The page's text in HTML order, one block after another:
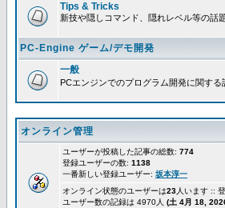
Tips & Tricks
新技や隠しコマンド、隠れレベル等の話
PC-Engine ゲーム/デモ開発
一般
PCエンジンでのプログラム開発に関する
オンライン管理
ユーザーが投稿した記事の総数: 774
登録ユーザーの数: 1138
一番新しい登録ユーザー: 坂本淳一
オンライン状態のユーザーは23人います ::
ユーザー数の記録は 4970人 (土 4月 18,